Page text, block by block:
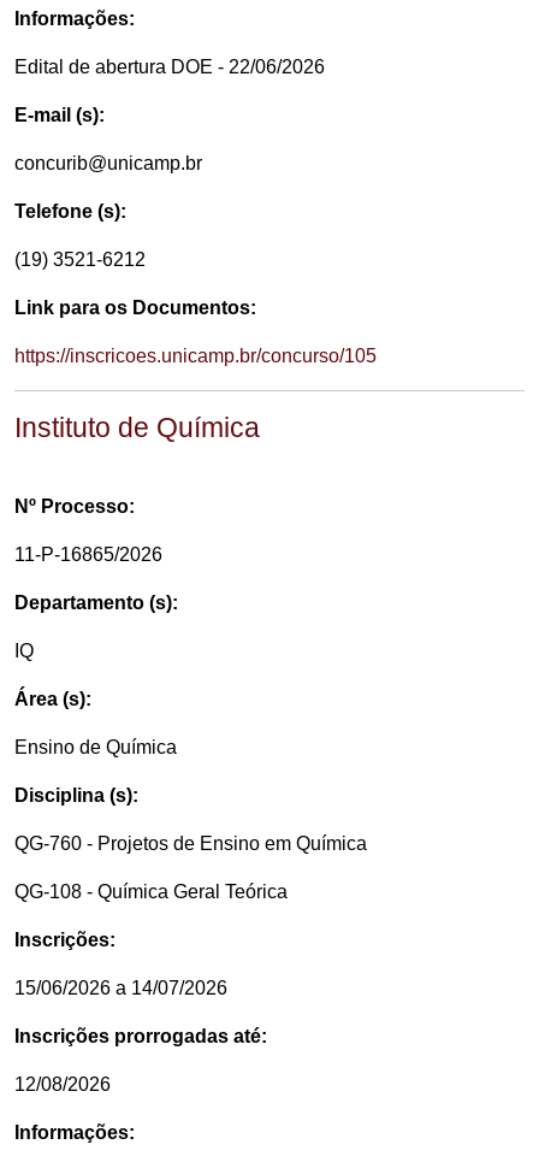
Informações:
Edital de abertura DOE - 22/06/2026
E-mail (s):
concurib@unicamp.br
Telefone (s):
(19) 3521-6212
Link para os Documentos:
https://inscricoes.unicamp.br/concurso/105
Instituto de Química
Nº Processo:
11-P-16865/2026
Departamento (s):
IQ
Área (s):
Ensino de Química
Disciplina (s):
QG-760 - Projetos de Ensino em Química
QG-108 - Química Geral Teórica
Inscrições:
15/06/2026 a 14/07/2026
Inscrições prorrogadas até:
12/08/2026
Informações: